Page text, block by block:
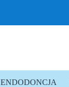
ENDODONCJA